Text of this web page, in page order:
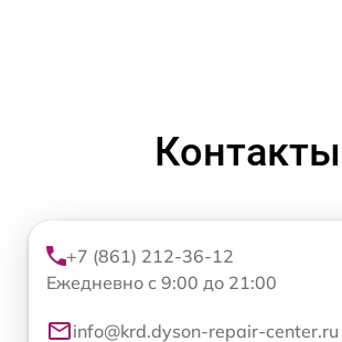
Контакты
+7 (861) 212-36-12
Ежедневно с 9:00 до 21:00
info@krd.dyson-repair-center.ru